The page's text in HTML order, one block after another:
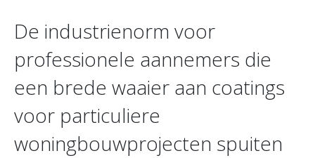
De industrienorm voor
professionele aannemers die
een brede waaier aan coatings
voor particuliere
woningbouwprojecten spuiten